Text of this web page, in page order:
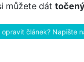
můžete dát
článek? Napište